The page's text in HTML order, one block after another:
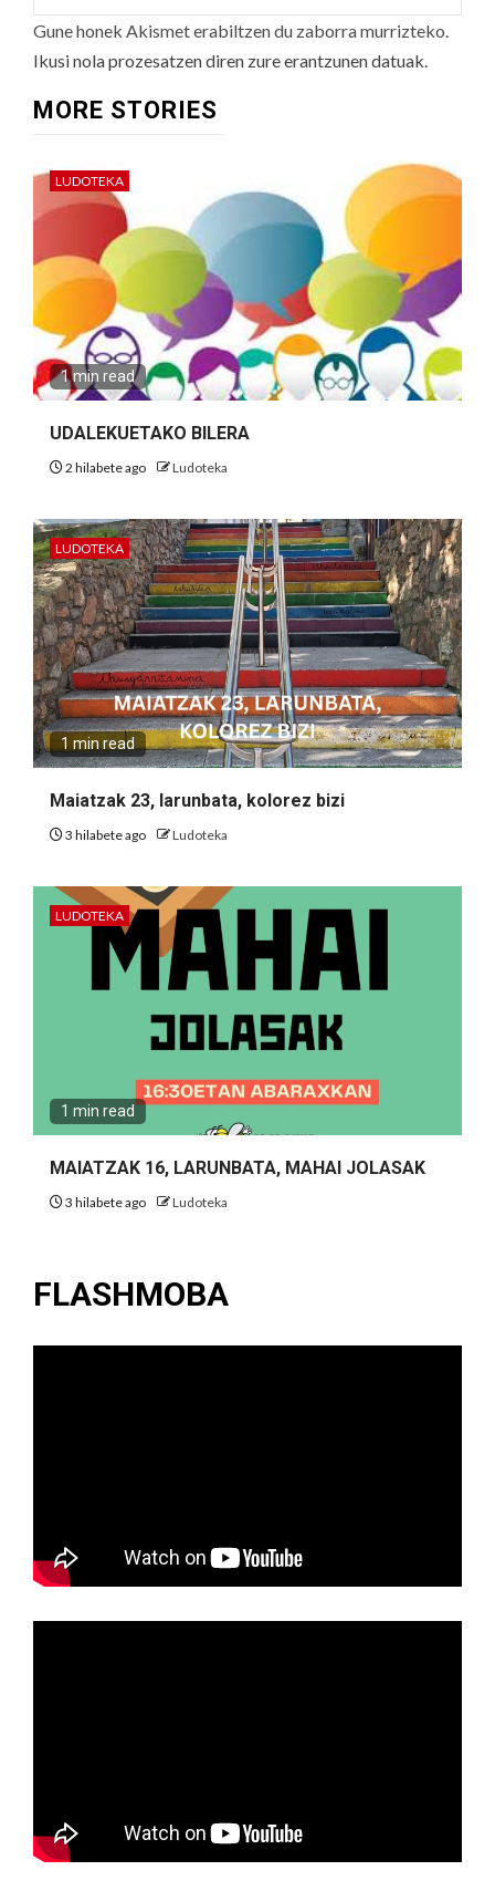
Gune honek Akismet erabiltzen du zaborra murrizteko.
Ikusi nola prozesatzen diren zure erantzunen datuak.
MORE STORIES
LUDOTEKA
1 min read
UDALEKUETAKO BILERA
2 hilabete ago Ludoteka
LUDOTEKA
1 min read
Maiatzak 23, larunbata, kolorez bizi
3 hilabete ago Ludoteka
LUDOTEKA
1 min read
MAIATZAK 16, LARUNBATA, MAHAI JOLASAK
3 hilabete ago Ludoteka
FLASHMOBA